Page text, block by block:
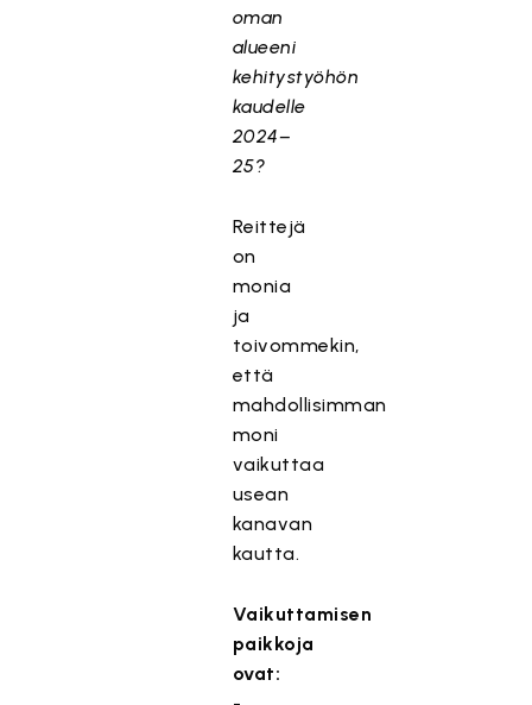
oman
alueeni
kehitystyöhön
kaudelle
2024–
25?
Reittejä
on
monia
ja
toivommekin,
että
mahdollisimman
moni
vaikuttaa
usean
kanavan
kautta.
Vaikuttamisen
paikkoja
ovat: